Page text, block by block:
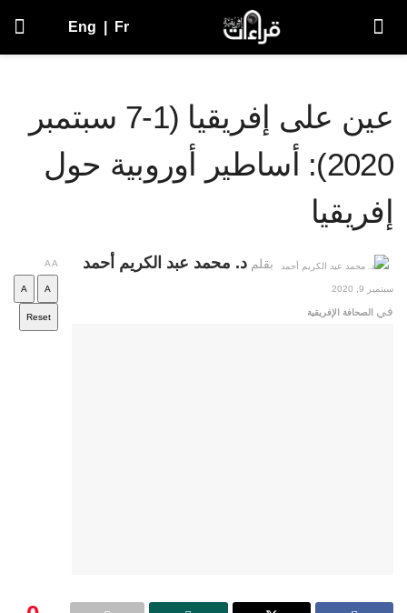
Eng Fr
عين على إفريقيا (1-7 سبتمبر
2020): أساطير أوروبية حول
إفريقيا
بقلمد. محمد عبد الكريم أحمد
سبتمبر 9, 2020
في الصحافة الإفريقية
AA
A
A
Reset